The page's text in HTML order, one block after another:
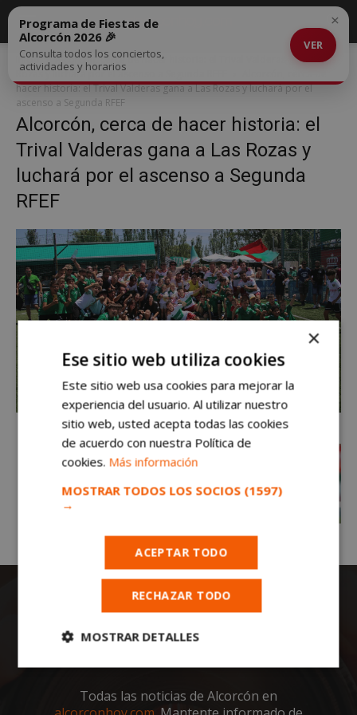
Inicio
Alcorcón, cerca de hacer historia: el Trival Valderas gana a Las
Rozas y luchará por el ascenso a Segunda RFEF
hacer historia: el Trival Valderas gana a Las Rozas y luchará por el
ascenso a Segunda RFEF
Alcorcón, cerca de hacer historia: el
Trival Valderas gana a Las Rozas y
luchará por el ascenso a Segunda
RFEF
Programa de Fiestas de
Alcorcón 2026 🎉
Consulta todos los conciertos,
actividades y horarios
VER
×
Todas las noticias de Alcorcón en
×
Ese sitio web utiliza cookies
Este sitio web usa cookies para mejorar la
experiencia del usuario. Al utilizar nuestro
sitio web, usted acepta todas las cookies
de acuerdo con nuestra Política de
cookies. Más información
MOSTRAR TODOS LOS SOCIOS (1597)
→
ACEPTAR TODO
RECHAZAR TODO
MOSTRAR DETALLES
Cookies
necesarias
Cookies de